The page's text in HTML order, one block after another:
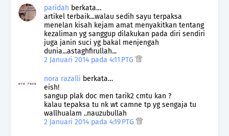
paridah berkata…
artikel terbaik...walau sedih sayu terpaksa
menelan kisah kejam amat menyakitkan tentang
kezaliman yg sanggup dilakukan pada diri sendiri
juga janin suci yg bakal menjengah
dunia...astaghfirullah...
2 Januari 2014 pada 4:11 PTG
nora razalli berkata…
eish!
sangup plak doc men tarik2 cmtu kan ?
kalau tepaksa tu nk wt camne tp yg sengaja tu
wallhualam ..nauzubullah
2 Januari 2014 pada 4:19 PTG